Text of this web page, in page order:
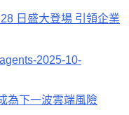
日盛大登場 引領企業
為下一波雲端風險